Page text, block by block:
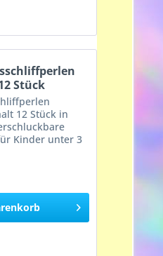
Stück
12 Stück in
Kinder unter 3